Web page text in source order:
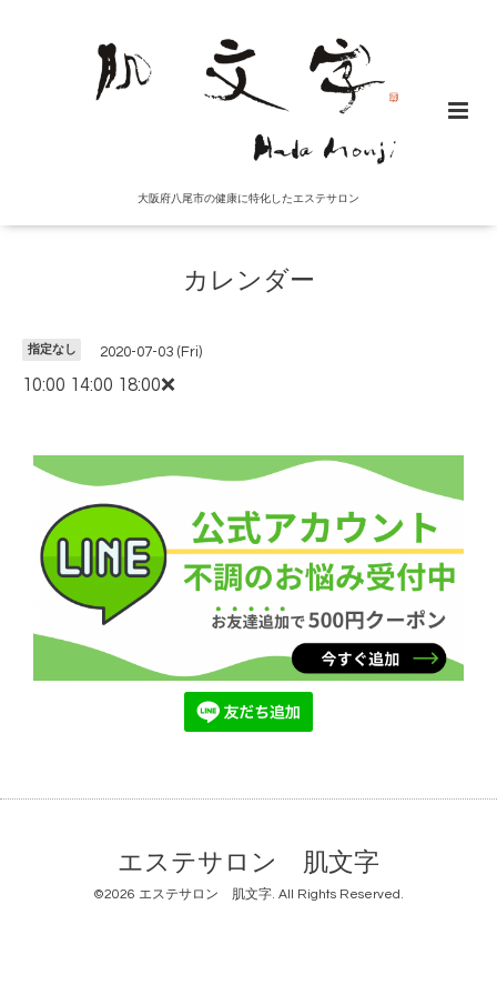
大阪府八尾市の健康に特化したエステサロン
カレンダー
指定なし 2020-07-03 (Fri)
10:00 14:00 18:00❌
エステサロン 肌文字
©2026 エステサロン 肌文字. All Rights Reserved.